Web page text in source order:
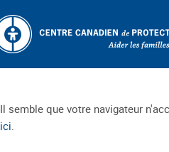
Il semble que votre navigateur
ici.